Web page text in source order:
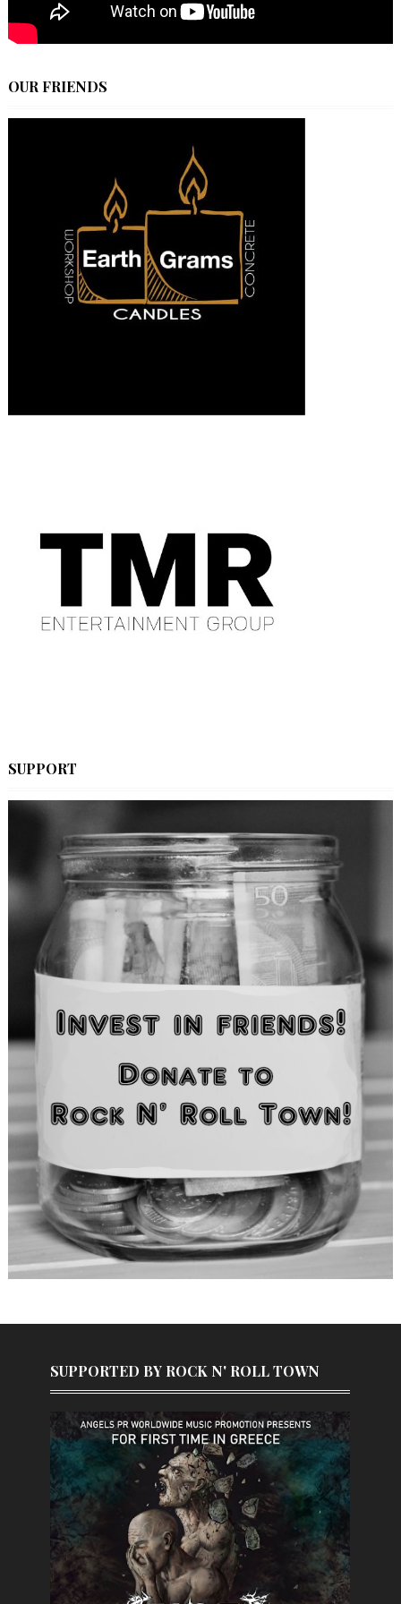
OUR FRIENDS
SUPPORT
SUPPORTED BY ROCK N' ROLL TOWN